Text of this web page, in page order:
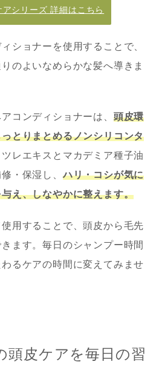
シリーズ 詳細はこちら
ショナーを使用することで、
のよいなめらかな髪へ導きま
コンディショナーは、 頭皮環
とりまとめるノンシリコンタ
レエキスとマカデミア種子油
・保湿し、ハリ・コシが気に
え、しなやかに整えます。
用することで、頭皮から毛先
ます。毎日のシャンプー時間
るケアの時間に変えてみませ
頭皮ケアを毎日の習